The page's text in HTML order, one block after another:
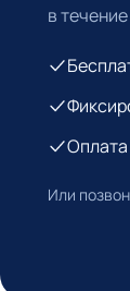
в
Оплата
Или